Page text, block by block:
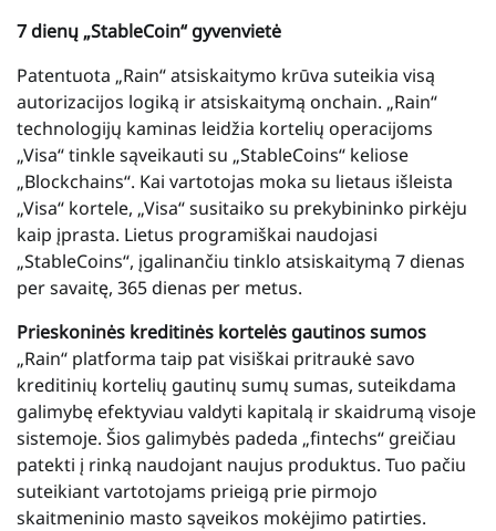
7 dienų „StableCoin“ gyvenvietė
Patentuota „Rain“ atsiskaitymo krūva suteikia visą
autorizacijos logiką ir atsiskaitymą onchain. „Rain“
technologijų kaminas leidžia kortelių operacijoms
„Visa“ tinkle sąveikauti su „StableCoins“ keliose
„Blockchains“. Kai vartotojas moka su lietaus išleista
„Visa“ kortele, „Visa“ susitaiko su prekybininko pirkėju
kaip įprasta. Lietus programiškai naudojasi
„StableCoins“, įgalinančiu tinklo atsiskaitymą 7 dienas
per savaitę, 365 dienas per metus.
Prieskoninės kreditinės kortelės gautinos sumos
„Rain“ platforma taip pat visiškai pritraukė savo
kreditinių kortelių gautinų sumų sumas, suteikdama
galimybę efektyviau valdyti kapitalą ir skaidrumą visoje
sistemoje. Šios galimybės padeda „fintechs“ greičiau
patekti į rinką naudojant naujus produktus. Tuo pačiu
suteikiant vartotojams prieigą prie pirmojo
skaitmeninio masto sąveikos mokėjimo patirties.